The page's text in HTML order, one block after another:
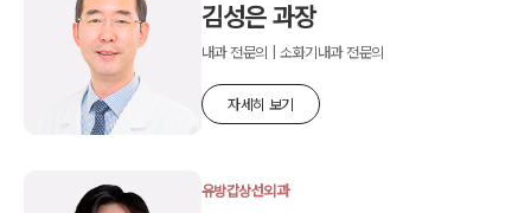
김성은 과장
내과 전문의 | 소화기내과 전문의
자세히 보기
유방갑상선외과